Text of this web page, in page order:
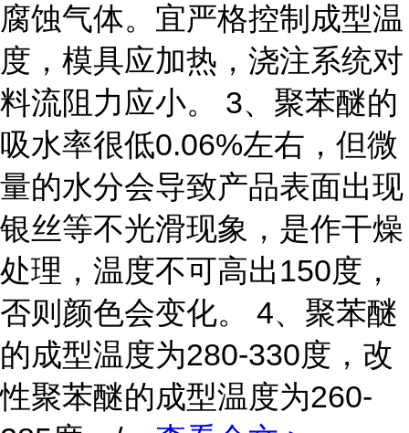
腐蚀气体。宜严格控制成型温
度，模具应加热，浇注系统对
料流阻力应小。 3、聚苯醚的
吸水率很低0.06%左右，但微
量的水分会导致产品表面出现
银丝等不光滑现象，是作干燥
处理，温度不可高出150度，
否则颜色会变化。 4、聚苯醚
的成型温度为280-330度，改
性聚苯醚的成型温度为260-